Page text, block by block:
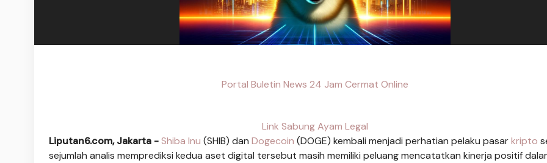
Portal Buletin News 24 Jam Cermat Online
Link Sabung Ayam Legal
Liputan6.com, Jakarta -Shiba Inu (SHIB) dan Dogecoin (DOGE) kembali menjadi perhatian pelaku pasarkripto
sejumlah analis memprediksi kedua aset digital tersebut masih memiliki peluang mencatatkan kinerja positif